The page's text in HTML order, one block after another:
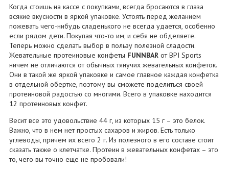
Когда стоишь на кассе с покупками, всегда бросаются в глаза
всякие вкусности в яркой упаковке. Устоять перед желанием
пожевать чего-нибудь сладенького не всегда удается, особенно
если рядом дети. Покупая что-то им, и себя не обделяете.
Теперь можно сделать выбор в пользу полезной сладости.
Жевательные протеиновые конфеты FUNNBAR от BPI Sports
ничем не отличаются от обычных тянучих жевательных конфеток.
Они в такой же яркой упаковке и самое главное каждая конфетка
в отдельной обертке, поэтому вы сможете поделиться своей
протеиновой радостью со многими. Всего в упаковке находится
12 протеиновых конфет.
Весит все это удовольствие 44 г, из которых 15 г – это белок.
Важно, что в нем нет простых сахаров и жиров. Есть только
углеводы, причем их всего 2 г. Из полезного в его составе стоит
сказать также о клетчатке. Протеин в жевательных конфетах – это
то, чего вы точно еще не пробовали!